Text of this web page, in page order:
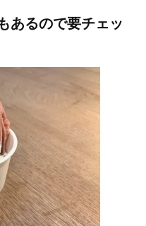
あるので要チェッ